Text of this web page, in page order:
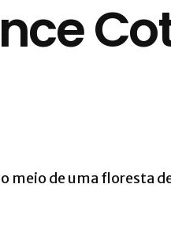
meio de uma floresta